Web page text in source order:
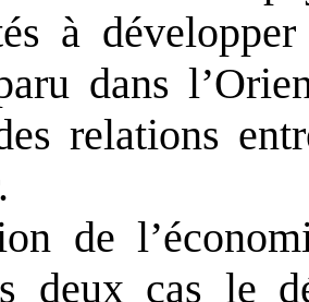
à
dans
relations
de
deux cas le